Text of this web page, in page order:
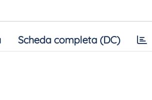
Scheda completa (DC)